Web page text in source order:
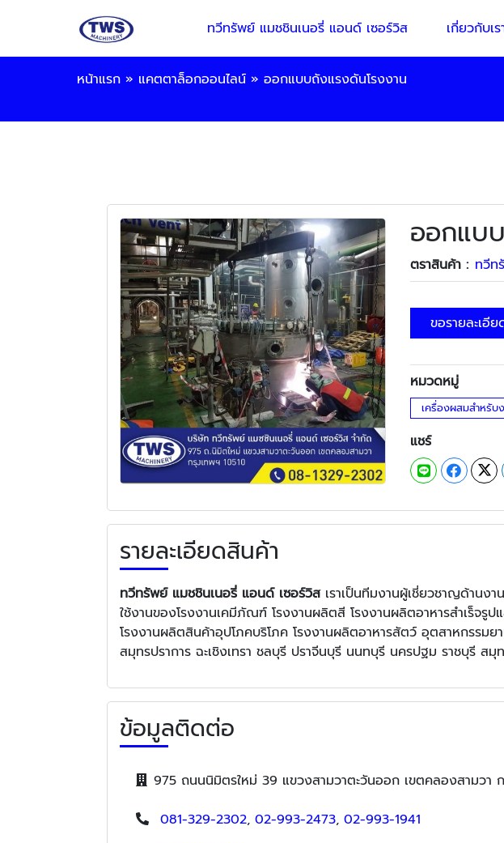
ทวีทรัพย์ แมชชินเนอรี่ แอนด์ เซอร์วิส เกี่ยวกับเร
หน้าแรก » แคตตาล็อกออนไลน์ » ออกแบบถังแรงดันโรงงาน
ออกแบ
ตราสินค้า : ทวีท
ขอรายละเอีย
หมวดหมู่
เครื่องผสมสำหรับ
แชร์
รายละเอียดสินค้า
ทวีทรัพย์ แมชชินเนอรี่ แอนด์ เซอร์วิสเราเป็นทีมงานผู้เชี่ยวชาญด้านง
ใช้งานของโรงงานเคมีภัณฑ์ โรงงานผลิตสี โรงงานผลิตอาหารสำเร็จรู
โรงงานผลิตสินค้าอุปโภคบริโภค โรงงานผลิตอาหารสัตว์ อุตสาหกรร
สมุทรปราการ ฉะเชิงเทรา ชลบุรี ปราจีนบุรี นนทบุรี นครปฐม ราชบุรี สมุ
ข้อมูลติดต่อ
975 ถนนนิมิตรใหม่ 39 แขวงสามวาตะวันออก เขตคลองสามวา
081-329-2302, 02-993-2473, 02-993-1941